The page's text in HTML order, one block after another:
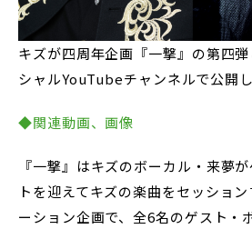
キズが四周年企画『一撃』の第四
シャルYouTubeチャンネルで公開し
◆関連動画、画像
『一撃』はキズのボーカル・来夢
トを迎えてキズの楽曲をセッショ
ーション企画で、全6名のゲスト・